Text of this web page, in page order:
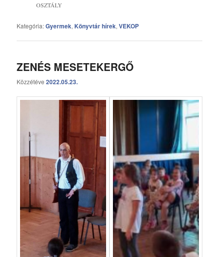
OSZTÁLY
Kategória:Gyermek, Könyvtár hírek,VEKOP
ZENÉS MESETEKERGŐ
Közzétéve2022.05.23.